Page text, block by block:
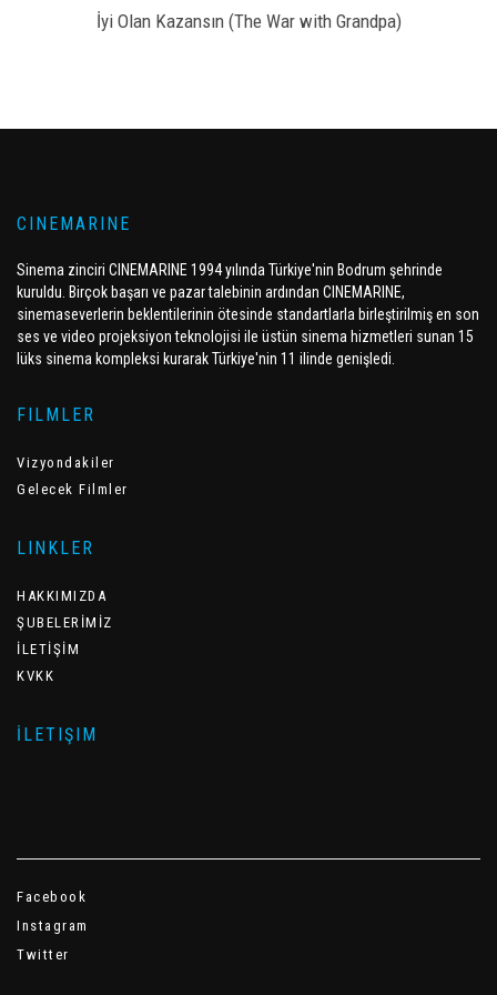
İyi Olan Kazansın (The War with Grandpa)
CINEMARINE
Sinema zinciri CINEMARINE 1994 yılında Türkiye'nin Bodrum şehrinde
kuruldu. Birçok başarı ve pazar talebinin ardından CINEMARINE,
sinemaseverlerin beklentilerinin ötesinde standartlarla birleştirilmiş en son
ses ve video projeksiyon teknolojisi ile üstün sinema hizmetleri sunan 15
lüks sinema kompleksi kurarak Türkiye'nin 11 ilinde genişledi.
FILMLER
Vizyondakiler
Gelecek Filmler
LINKLER
HAKKIMIZDA
ŞUBELERİMİZ
İLETİŞİM
KVKK
İLETIŞIM
Facebook
Instagram
Twitter